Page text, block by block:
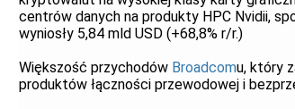
centrów danych na produkty HPC Nvidii,
wyniosły 5,84 mld USD (+68,8% r/r.)
Większość przychodów Broadcomu, który
produktów łączności przewodowej i